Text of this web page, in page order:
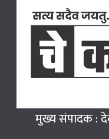
मुख्य संपादक :